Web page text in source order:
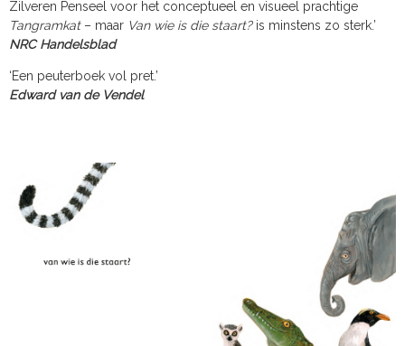
Zilveren Penseel voor het conceptueel en visueel prachtige
Tangramkat – maar Van wie is die staart?is minstens zo sterk.’
NRC Handelsblad
‘Een peuterboek vol pret.’
Edward van de Vendel